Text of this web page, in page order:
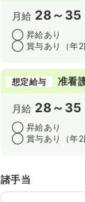
月給 28～35
◯ 昇給あり
◯ 賞与あり（年2
想定給与 准看
月給 28～35
◯ 昇給あり
◯ 賞与あり（年2
諸手当